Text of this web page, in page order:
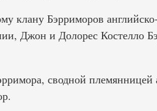
клану Бэрриморов
Джон и Долорес Костелло
сводной